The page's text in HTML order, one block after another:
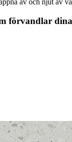
förvandlar